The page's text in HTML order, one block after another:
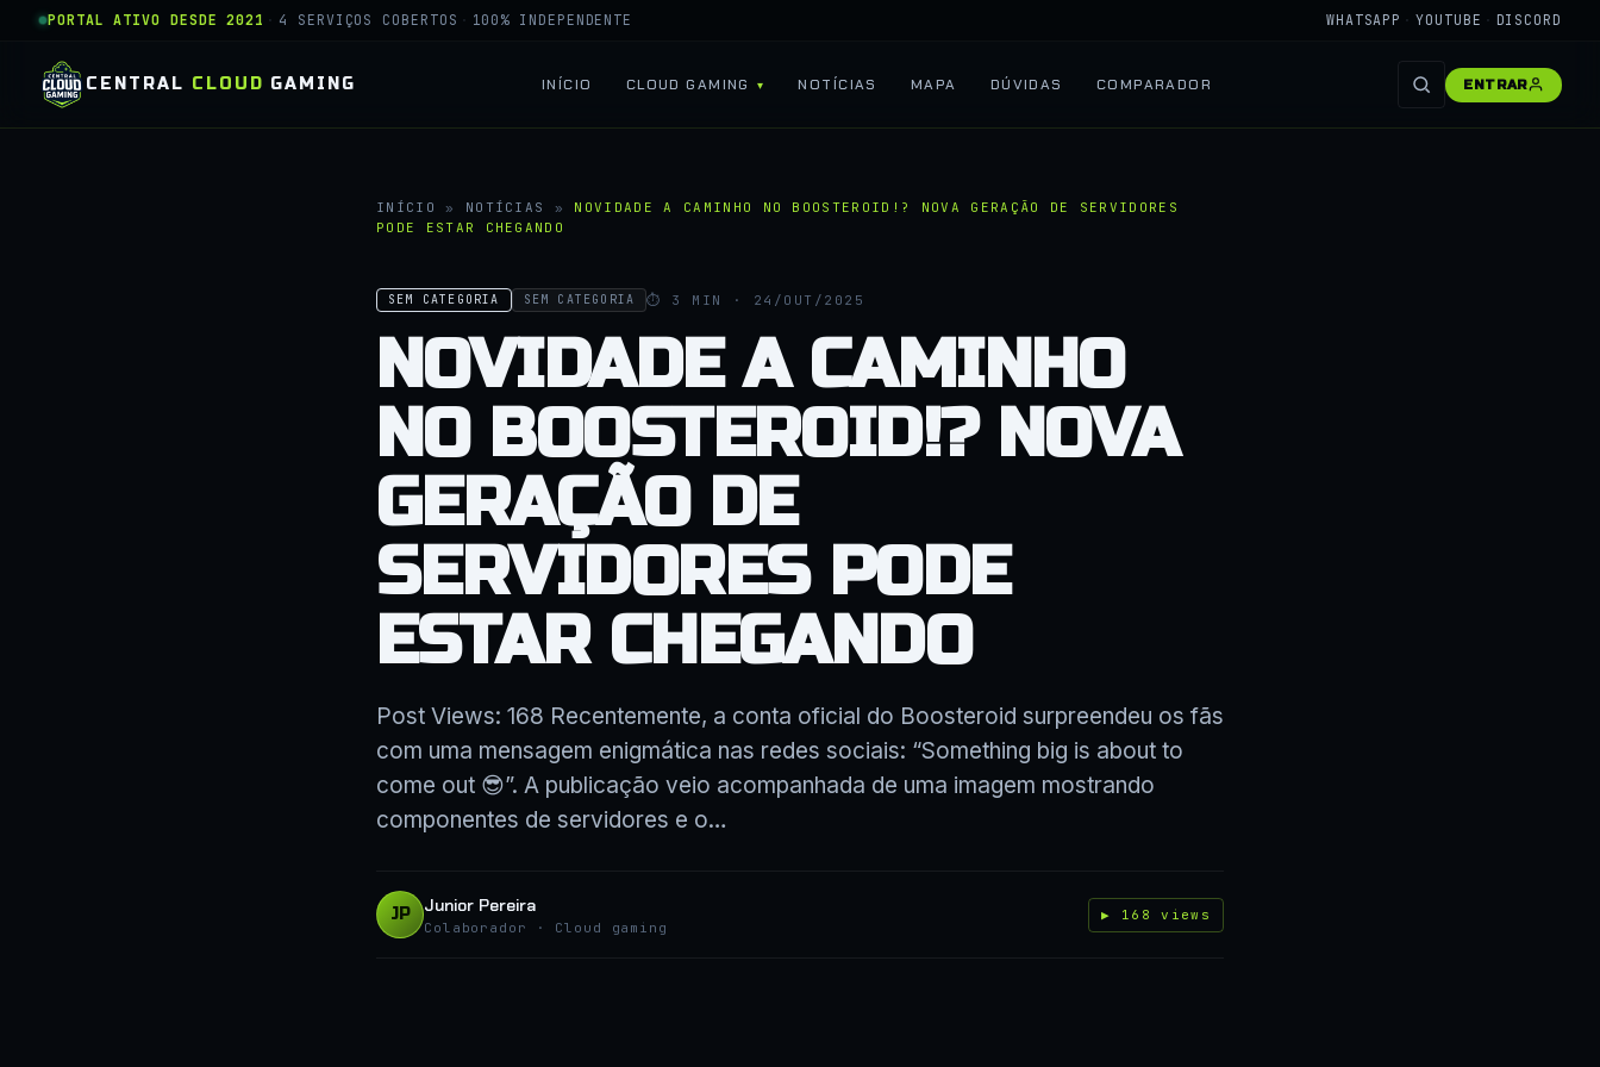
PORTAL ATIVO DESDE 2021 · 4 SERVIÇOS COBERTOS · 100% INDEPENDENTE WHATSAPP · YOUTUBE · DISCORD
CENTRAL CLOUD GAMING INÍCIO CLOUD GAMING NOTÍCIAS MAPA DÚVIDAS COMPARADOR ENTRAR
INÍCIO » NOTÍCIAS » NOVIDADE A CAMINHO NO BOOSTEROID!? NOVA GERAÇÃO DE SERVIDORES
PODE ESTAR CHEGANDO
SEM CATEGORIA SEM CATEGORIA ⏱ 3 MIN · 24/OUT/2025
NOVIDADE A CAMINHO
NO BOOSTEROID!? NOVA
GERAÇÃO DE
SERVIDORES PODE
ESTAR CHEGANDO
Post Views: 168 Recentemente, a conta oficial do Boosteroid surpreendeu os fãs
com uma mensagem enigmática nas redes sociais: “Something big is about to
come out 😎”. A publicação veio acompanhada de uma imagem mostrando
componentes de servidores e o…
JP Junior Pereira
Colaborador · Cloud gaming
▶ 168 views